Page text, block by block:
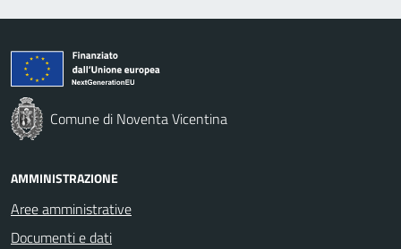
Comune di Noventa Vicentina
AMMINISTRAZIONE
Aree amministrative
Documenti e dati